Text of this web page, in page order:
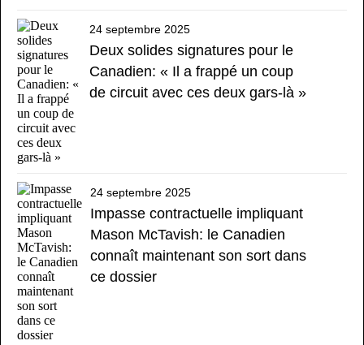
24 septembre 2025
Deux solides signatures pour le
Canadien: « Il a frappé un coup
de circuit avec ces deux gars-là »
24 septembre 2025
Impasse contractuelle impliquant
Mason McTavish: le Canadien
connaît maintenant son sort dans
ce dossier